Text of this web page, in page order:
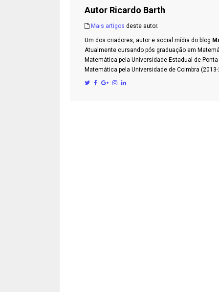
Autor Ricardo Barth
Mais artigos deste autor.
Um dos criadores, autor e social mídia do blog
Atualmente cursando pós graduação em
Matemática pela Universidade Estadual de
Matemática pela Universidade de Coimbra